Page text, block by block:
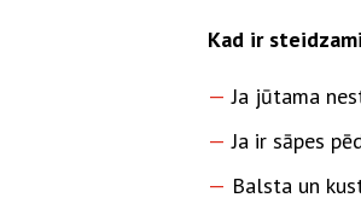
Kad ir
Ja jūtama
Ja ir sāpes
Balsta un